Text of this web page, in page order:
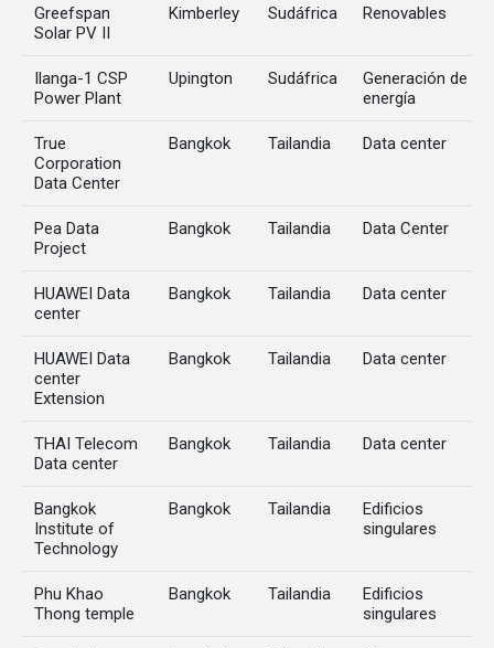
Greefspan
Solar PV II
Kimberley Sudáfrica Renovables
Ilanga-1 CSP
Power Plant
Upington Sudáfrica
Generación de
energía
True
Corporation
Data Center
Bangkok Tailandia Data center
Pea Data
Project
Bangkok Tailandia Data Center
HUAWEI Data
center
Bangkok Tailandia Data center
HUAWEI Data
center
Extension
Bangkok Tailandia Data center
THAI Telecom
Data center
Bangkok Tailandia Data center
Bangkok
Institute of
Technology
Bangkok Tailandia
Edificios
singulares
Phu Khao
Thong temple
Bangkok Tailandia
Edificios
singulares